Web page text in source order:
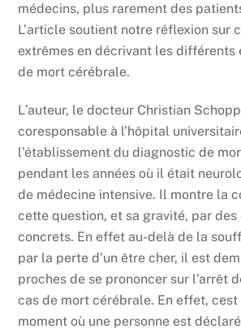
médecins, plus rarement des
L’article soutient notre réflexion sur
extrêmes en décrivant les différents
de mort cérébrale.
L’auteur, le docteur Christian
coresponsable à l’hôpital
l’établissement du diagnostic de
pendant les années où il était
de médecine intensive. Il montre la
cette question, et sa gravité, par des
concrets. En effet au-delà de la
par la perte d’un être cher, il est
proches de se prononcer sur l’arrêt
cas de mort cérébrale. En effet,
moment où une personne est